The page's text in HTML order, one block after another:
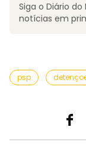
Siga o Diário
notícias em
psp